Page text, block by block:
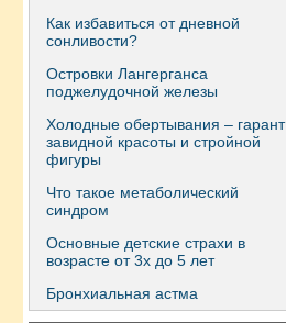
Как избавиться от дневной
сонливости?
Островки Лангерганса
поджелудочной железы
Холодные обертывания – гарант
завидной красоты и стройной
фигуры
Что такое метаболический
синдром
Основные детские страхи в
возрасте от 3х до 5 лет
Бронхиальная астма